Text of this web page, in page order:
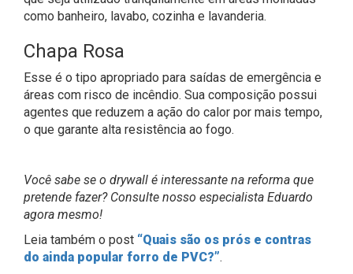
como banheiro, lavabo, cozinha e lavanderia.
Chapa Rosa
Esse é o tipo apropriado para saídas de emergência e
áreas com risco de incêndio. Sua composição possui
agentes que reduzem a ação do calor por mais tempo,
o que garante alta resistência ao fogo.
Você sabe se o drywall é interessante na reforma que
pretende fazer? Consulte nosso especialista Eduardo
agora mesmo!
Leia também o post “Quais são os prós e contras
do ainda popular forro de PVC?”.